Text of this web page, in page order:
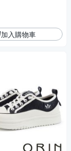
加入購物車